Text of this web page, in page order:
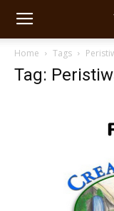
Home Tags
Tag: